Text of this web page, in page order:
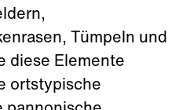
Tümpeln und
diese Elemente
ortstypische